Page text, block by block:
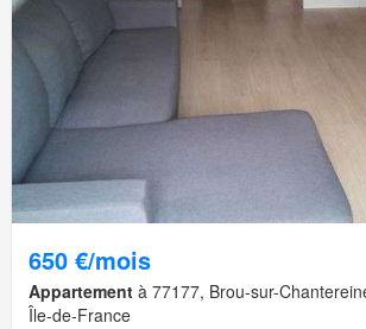
650 €/mois
Appartement à 77177, Brou-sur-
Île-de-France